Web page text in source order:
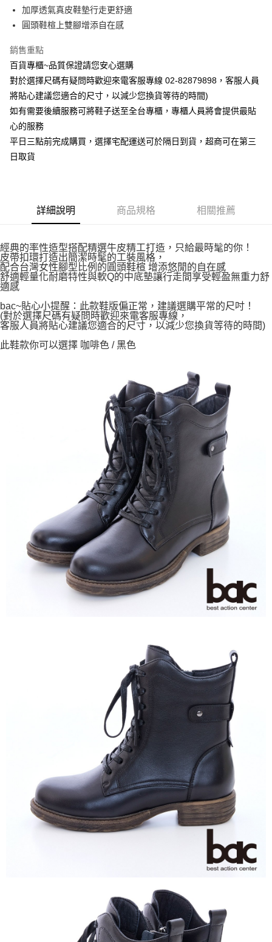
每筆NT$90，滿NT$1,000(含以上)免運費
加厚透氣真皮鞋墊行走更舒適
圓頭鞋楦上雙腳增添自在感
銷售重點
百貨專櫃~品質保證請您安心選購
對於選擇尺碼有疑問時歡迎來電客服專線 02-82879898，客服人員
將貼心建議您適合的尺寸，以減少您換貨等待的時間)
如有需要後續服務可將鞋子送至全台專櫃，專櫃人員將會提供最貼
心的服務
平日三點前完成購買，選擇宅配運送可於隔日到貨，超商可在第三
日取貨
詳細說明 商品規格 相關推薦
經典的率性造型搭配精選牛皮精工打造，只給最時髦的你！
皮帶扣環打造出簡潔時髦的工裝風格，
配合台灣女性腳型比例的圓頭鞋楦 增添悠閒的自在感
舒適輕量化耐磨特性與軟Q的中底墊讓行走間享受輕盈無重力舒
適感
bac~貼心小提醒：此款鞋版偏正常，建議選購平常的尺吋！
(對於選擇尺碼有疑問時歡迎來電客服專線，
客服人員將貼心建議您適合的尺寸，以減少您換貨等待的時間)
此鞋款你可以選擇 咖啡色 / 黑色